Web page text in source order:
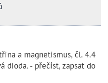
a magnetismus, čl. 4.4
dioda. - přečíst, zapsat do